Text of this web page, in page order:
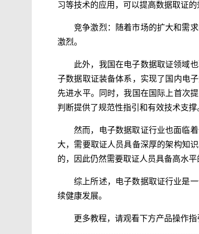
习等技术的应用，可以提高数据取证的
竞争激烈：随着市场的扩大和需
激烈。
此外，我国在电子数据取证领域
子数据取证装备体系，实现了国内电
先进水平。同时，我国在国际上首次
判断提供了规范性指引和有效技术支撑
然而，电子数据取证行业也面临
大，需要取证人员具备深厚的架构知
的，因此仍然需要取证人员具备高水平
综上所述，电子数据取证行业是
续健康发展。
更多教程，请观看下方产品操作